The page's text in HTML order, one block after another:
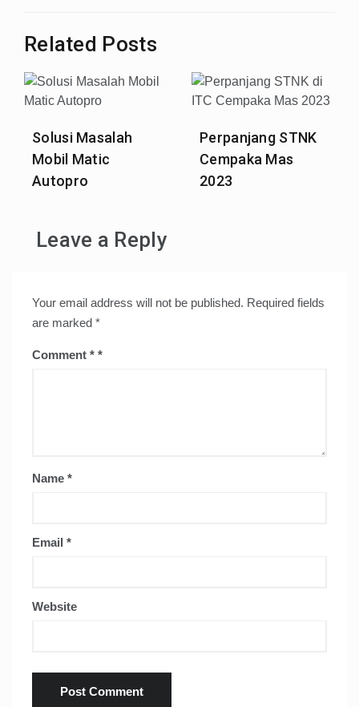
Related Posts
Solusi Masalah
Mobil Matic
Autopro
Perpanjang STNK
Cempaka Mas
2023
Leave a Reply
Your email address will not be published. Required fields
are marked *
Comment *
Name *
Email *
Website